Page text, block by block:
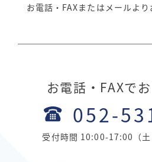
お電話・FAXまたはメールより
お電話・FAXで
052-
受付時間 10:00-17:00（土